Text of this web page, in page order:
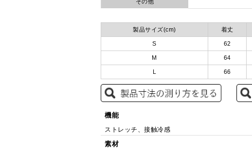
製品サイズ(cm) 着丈
S 62
M 64
L 66
機能
ストレッチ、接触冷感
素材